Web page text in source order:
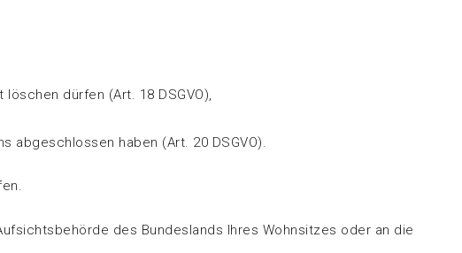
dürfen (Art. 18 DSGVO),
abgeschlossen haben (Art. 20 DSGVO).
des Bundeslands Ihres Wohnsitzes oder an die